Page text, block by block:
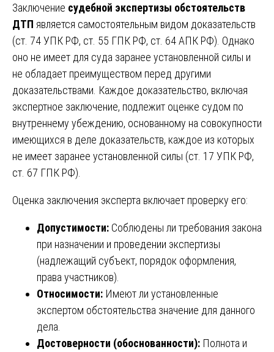
Заключение судебной экспертизы обстоятельств
ДТП является самостоятельным видом доказательств
(ст. 74 УПК РФ, ст. 55 ГПК РФ, ст. 64 АПК РФ). Однако
оно не имеет для суда заранее установленной силы и
не обладает преимуществом перед другими
доказательствами. Каждое доказательство, включая
экспертное заключение, подлежит оценке судом по
внутреннему убеждению, основанному на совокупности
имеющихся в деле доказательств, каждое из которых
не имеет заранее установленной силы (ст. 17 УПК РФ,
ст. 67 ГПК РФ).
Оценка заключения эксперта включает проверку его:
Допустимости: Соблюдены ли требования закона
при назначении и проведении экспертизы
(надлежащий субъект, порядок оформления,
права участников).
Относимости: Имеют ли установленные
экспертом обстоятельства значение для данного
дела.
Достоверности (обоснованности): Полнота и